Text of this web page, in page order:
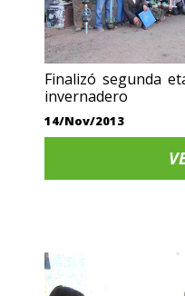
Finalizó segunda
invernadero
14/Nov/2013